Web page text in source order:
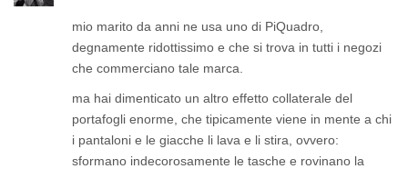
mio marito da anni ne usa uno di PiQuadro,
degnamente ridottissimo e che si trova in tutti i negozi
che commerciano tale marca.
ma hai dimenticato un altro effetto collaterale del
portafogli enorme, che tipicamente viene in mente a chi
i pantaloni e le giacche li lava e li stira, ovvero:
sformano indecorosamente le tasche e rovinano la